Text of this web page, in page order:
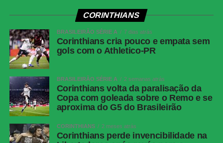
A Argentina tentou reagir nos minutos finais. Aos 14,
Messi tocou para Simeone, que cruzou rasteiro pela
direita. Tagliafico chegou para empurrar, mas a zaga
espanhola afastou. Na sequência, Messi cobrou
escanteio, a bola sobrou com Simeone, que finalizou por
cima do gol.
Para Lionel Messi, a que pode ter sido sua última Copa
do Mundo terminou de forma amarga. Marcado de perto
pela defesa espanhola, o camisa 10 teve atuação
discreta e não conseguiu ultrapassar Kylian Mbappé
como maior artilheiro da história da competição. O
CORINTHIANS
BRASILEIRÃO SÉRIE A 7 dias atrás
Corinthians cria pouco e empata sem
gols com o Athletico-PR
BRASILEIRÃO SÉRIE A 2 semanas atrás
Corinthians volta da paralisação da
Copa com goleada sobre o Remo e se
aproxima do G5 do Brasileirão
CORINTHIANS 2 meses atrás
Corinthians perde invencibilidade na